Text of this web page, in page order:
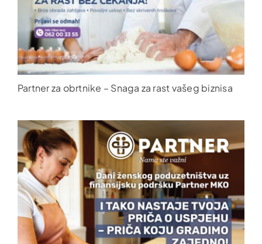
Partner za obrtnike – Snaga za rast vašeg biznisa